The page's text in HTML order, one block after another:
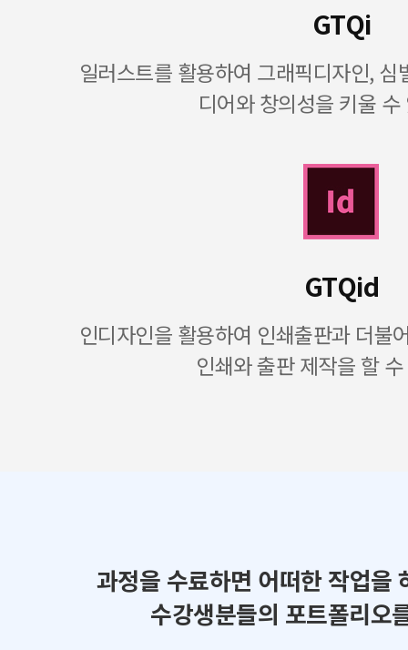
GTQi
일러스트를 활용하여 그래픽디자인,
디어와 창의성을 키울 수
GTQid
인디자인을 활용하여 인쇄출판과 더불
인쇄와 출판 제작을 할
과정을 수료하면 어떠한 작업을
수강생분들의 포트폴리오